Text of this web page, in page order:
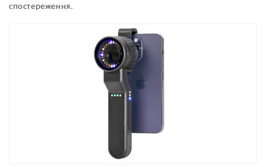
спостереження.